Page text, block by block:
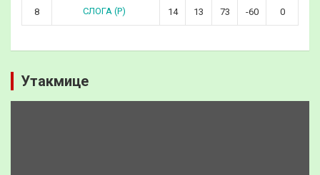
8 СЛОГА (Р) 14 13 73 -60 0
Утакмице